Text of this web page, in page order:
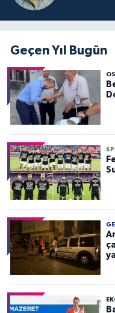
Geçen Yıl Bugün